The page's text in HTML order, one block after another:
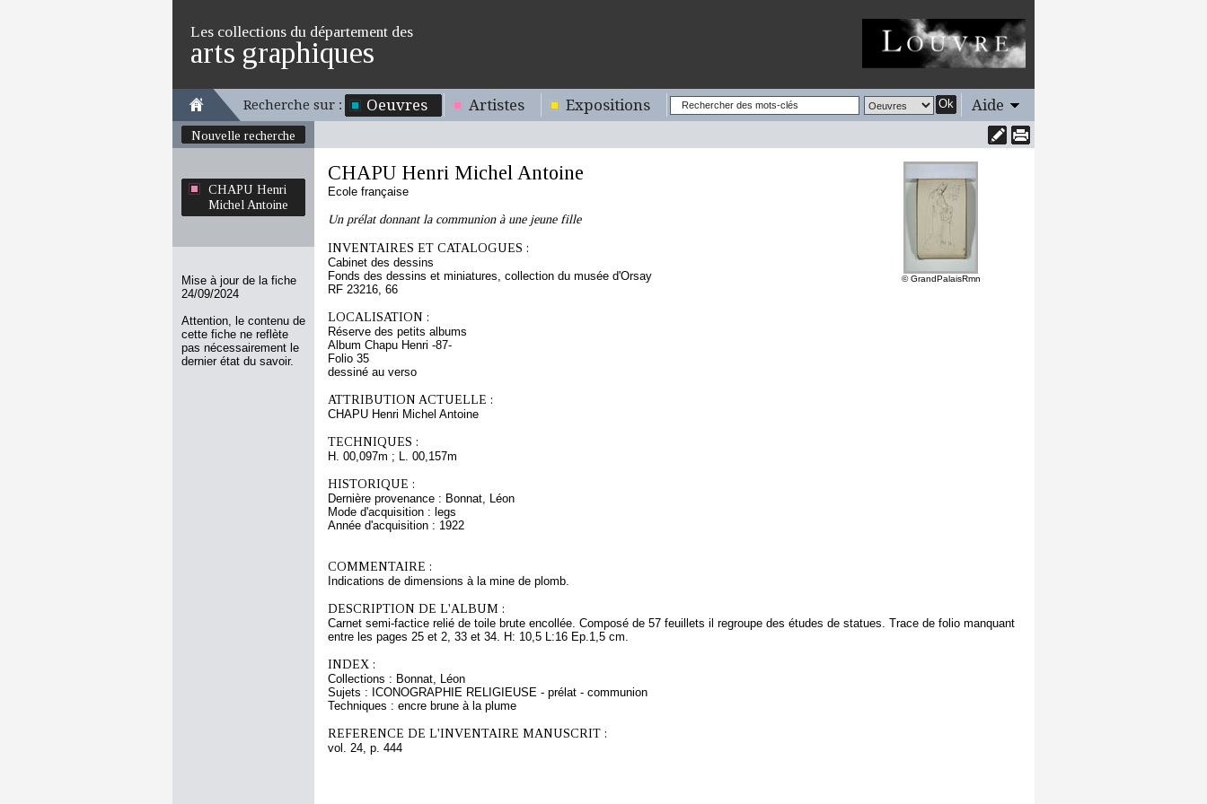
Les collections du département des
arts graphiques
Recherche sur : Oeuvres Artistes Expositions Ok Aide
Nouvelle recherche
CHAPU Henri
Michel Antoine
Mise à jour de la fiche
24/09/2024
Attention, le contenu de
cette fiche ne reflète
pas nécessairement le
dernier état du savoir.
© GrandPalaisRmn
CHAPU Henri Michel Antoine
Ecole française
Un prélat donnant la communion à une jeune fille
INVENTAIRES ET CATALOGUES :
Cabinet des dessins
Fonds des dessins et miniatures, collection du musée d'Orsay
RF 23216, 66
LOCALISATION :
Réserve des petits albums
Album Chapu Henri -87-
Folio 35
dessiné au verso
ATTRIBUTION ACTUELLE :
CHAPU Henri Michel Antoine
TECHNIQUES :
H. 00,097m ; L. 00,157m
HISTORIQUE :
Dernière provenance : Bonnat, Léon
Mode d'acquisition : legs
Année d'acquisition : 1922
COMMENTAIRE :
Indications de dimensions à la mine de plomb.
DESCRIPTION DE L'ALBUM :
Carnet semi-factice relié de toile brute encollée. Composé de 57 feuillets il regroupe des études de statues. Trace de folio manquant
entre les pages 25 et 2, 33 et 34. H: 10,5 L:16 Ep.1,5 cm.
INDEX :
Collections : Bonnat, Léon
Sujets : ICONOGRAPHIE RELIGIEUSE - prélat - communion
Techniques : encre brune à la plume
REFERENCE DE L'INVENTAIRE MANUSCRIT :
vol. 24, p. 444